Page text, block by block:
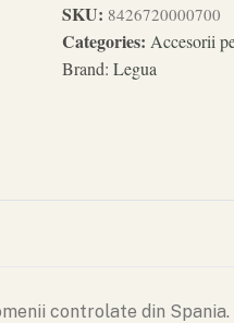
SKU: 8426720000700
Categories: Accesorii
Brand: Legua
controlate din